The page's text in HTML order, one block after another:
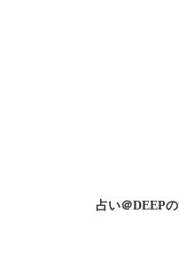
占い＠DEEPの